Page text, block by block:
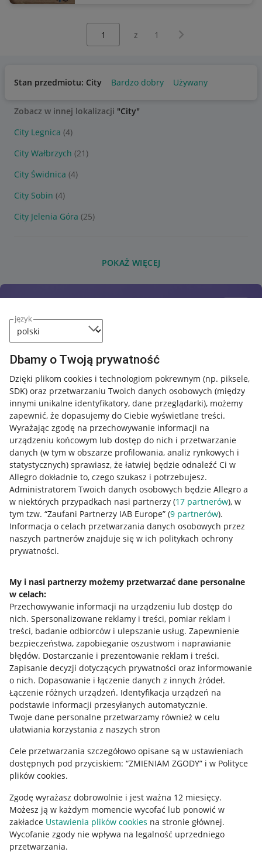
język
Dbamy o Twoją prywatność
Dzięki plikom cookies i technologiom pokrewnym (np. piksele,
SDK) oraz przetwarzaniu Twoich danych osobowych (między
innymi unikalne identyfikatory, dane przeglądarki), możemy
zapewnić, że dopasujemy do Ciebie wyświetlane treści.
Wyrażając zgodę na przechowywanie informacji na
urządzeniu końcowym lub dostęp do nich i przetwarzanie
danych (w tym w obszarze profilowania, analiz rynkowych i
statystycznych) sprawiasz, że łatwiej będzie odnaleźć Ci w
Allegro dokładnie to, czego szukasz i potrzebujesz.
Administratorem Twoich danych osobowych będzie Allegro a
w niektórych przypadkach nasi partnerzy (17 partnerów), w
tym tzw. “Zaufani Partnerzy IAB Europe” (9 partnerów).
Informacja o celach przetwarzania danych osobowych przez
naszych partnerów znajduje się w ich politykach ochrony
prywatności.
My i nasi partnerzy możemy przetwarzać dane personalne
w celach:
Przechowywanie informacji na urządzeniu lub dostęp do
nich. Spersonalizowane reklamy i treści, pomiar reklam i
treści, badanie odbiorców i ulepszanie usług. Zapewnienie
bezpieczeństwa, zapobieganie oszustwom i naprawianie
błędów. Dostarczanie i prezentowanie reklam i treści.
Zapisanie decyzji dotyczących prywatności oraz informowanie
o nich. Dopasowanie i łączenie danych z innych źródeł.
Łączenie różnych urządzeń. Identyfikacja urządzeń na
podstawie informacji przesyłanych automatycznie.
Twoje dane personalne przetwarzamy również w celu
ułatwiania korzystania z naszych stron
Cele przetwarzania szczegółowo opisane są w ustawieniach
dostępnych pod przyciskiem: “ZMIENIAM ZGODY” i w Polityce
plików cookies.
Zgodę wyrażasz dobrowolnie i jest ważna 12 miesięcy.
Możesz ją w każdym momencie wycofać lub ponowić w
zakładce Ustawienia plików cookies na stronie głównej.
Wycofanie zgody nie wpływa na legalność uprzedniego
przetwarzania.
z 1 Następna strona
Stan przedmiotu: City Bardzo dobry Używany
Zobacz w innej lokalizacji "City"
City Legnica (4)
City Wałbrzych (21)
City Świdnica (4)
City Sobin (4)
City Jelenia Góra (25)
POKAŻ WIĘCEJ
Przydatne informacje
Jak to działa
Allegro Gadane dla sprzedających
Allegro Gadane dla kupujących
Mapa miejscowości
Informacje prawne
Regulamin
Polityka plików "cookies"
Ustawienia plików "cookies"
Udostępnianie lokalizacji
Informacje dla Aktu o Usługach Cyfrowych
Pobierz aplikację